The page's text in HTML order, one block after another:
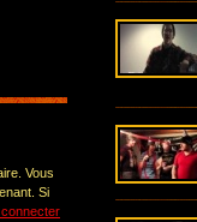
Vous
Si